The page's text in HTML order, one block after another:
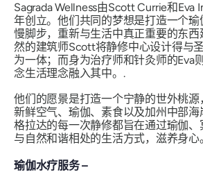
Sagrada Wellness由Scott Currie和Eva
年创立。他们共同的梦想是打造一个
慢脚步，重新与生活中真正重要的东西
然的建筑师Scott将静修中心设计得与
为一体；而身为治疗师和针灸师的Eva
念生活理念融入其中。.
他们的愿景是打造一个宁静的世外桃
新鲜空气、瑜伽、素食以及加州中部
格拉达的每一次静修都旨在通过瑜伽
与自然和谐相处的生活方式，滋养身心
瑜伽水疗服务 –